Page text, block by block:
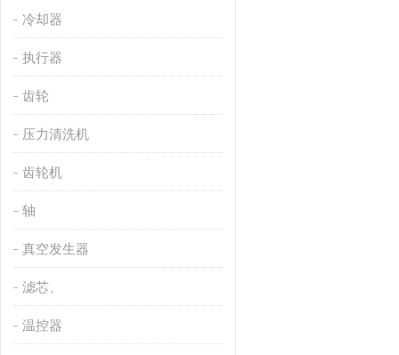
冷却器
执行器
齿轮
压力清洗机
齿轮机
轴
真空发生器
滤芯、
温控器